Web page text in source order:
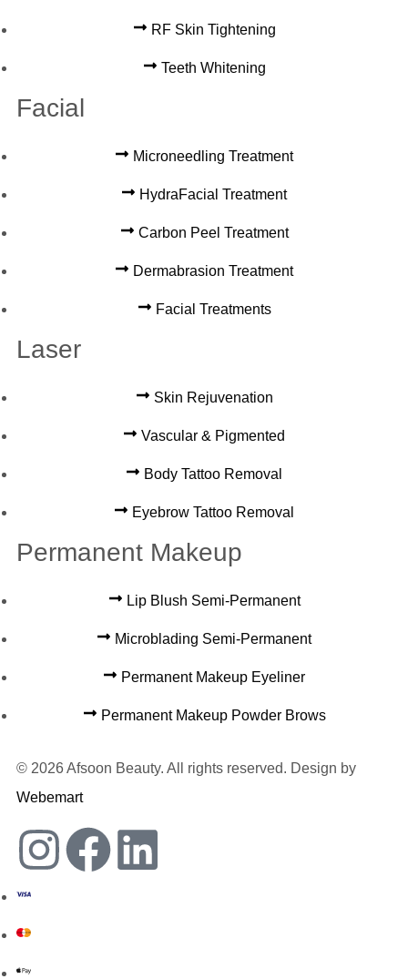
RF Skin Tightening
Teeth Whitening
Facial
Microneedling Treatment
HydraFacial Treatment
Carbon Peel Treatment
Dermabrasion Treatment
Facial Treatments
Laser
Skin Rejuvenation
Vascular & Pigmented
Body Tattoo Removal
Eyebrow Tattoo Removal
Permanent Makeup
Lip Blush Semi-Permanent
Microblading Semi-Permanent
Permanent Makeup Eyeliner
Permanent Makeup Powder Brows
© 2026 Afsoon Beauty. All rights reserved. Design by
Webemart